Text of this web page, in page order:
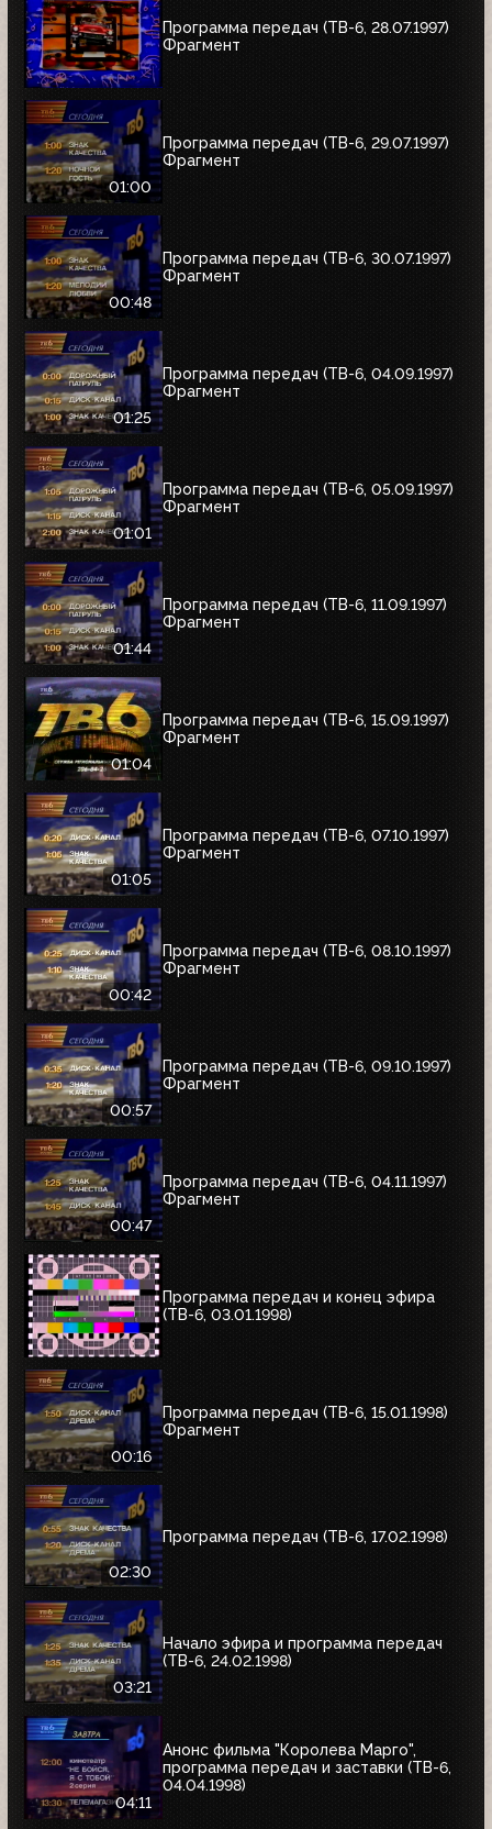
Программа передач (ТВ-6, 28.07.1997)
Фрагмент
01:00
Программа передач (ТВ-6, 29.07.1997)
Фрагмент
00:48
Программа передач (ТВ-6, 30.07.1997)
Фрагмент
01:25
Программа передач (ТВ-6, 04.09.1997)
Фрагмент
01:01
Программа передач (ТВ-6, 05.09.1997)
Фрагмент
01:44
Программа передач (ТВ-6, 11.09.1997)
Фрагмент
01:04
Программа передач (ТВ-6, 15.09.1997)
Фрагмент
01:05
Программа передач (ТВ-6, 07.10.1997)
Фрагмент
00:42
Программа передач (ТВ-6, 08.10.1997)
Фрагмент
00:57
Программа передач (ТВ-6, 09.10.1997)
Фрагмент
00:47
Программа передач (ТВ-6, 04.11.1997)
Фрагмент
Программа передач и конец эфира
(ТВ-6, 03.01.1998)
00:16
Программа передач (ТВ-6, 15.01.1998)
Фрагмент
02:30
Программа передач (ТВ-6, 17.02.1998)
03:21
Начало эфира и программа передач
(ТВ-6, 24.02.1998)
04:11
Анонс фильма "Королева Марго",
программа передач и заставки (ТВ-6,
04.04.1998)